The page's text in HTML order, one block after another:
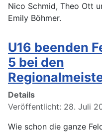
Nico Schmid, Theo Ott
Emily Böhmer.
U16 beenden
5 bei den
Details
Veröffentlicht: 28. Juli
Wie schon die ganze